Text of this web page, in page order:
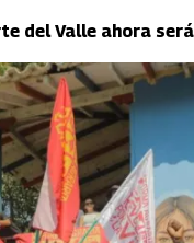
del Valle ahora